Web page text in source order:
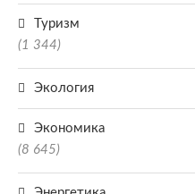
Туризм
(1 344)
Экология
Экономика
(8 645)